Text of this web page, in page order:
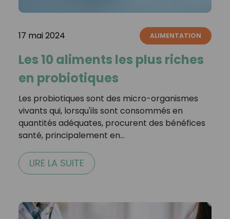
17 mai 2024 ALIMENTATION
Les 10 aliments les plus riches
en probiotiques
Les probiotiques sont des micro-organismes
vivants qui, lorsqu'ils sont consommés en
quantités adéquates, procurent des bénéfices
santé, principalement en…
LIRE LA SUITE